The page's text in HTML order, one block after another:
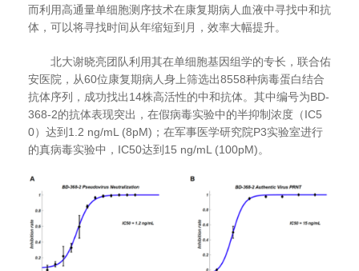
而利用高通量单细胞测序技术在康复期病人血液中寻找中和抗
体，可以将寻找时间从年缩短到月，效率大幅提升。
北大谢晓亮团队利用其在单细胞基因组学的专长，联合佑
安医院，从60位康复期病人身上筛选出8558种病毒蛋白结合
抗体序列，成功找出14株高活性的中和抗体。其中编号为BD-
368-2的抗体表现突出，在假病毒实验中的半抑制浓度（IC5
0）达到 1.2 ng/mL (8pM) ；在军事医学研究院P3实验室进行
的真病毒实验中， IC50达到 15 ng/mL (100pM)。